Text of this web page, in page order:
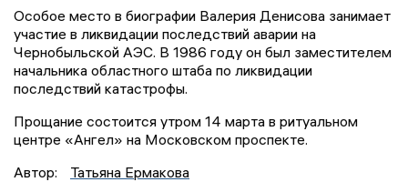
Особое место в биографии Валерия Денисова занимает
участие в ликвидации последствий аварии на
Чернобыльской АЭС. В 1986 году он был заместителем
начальника областного штаба по ликвидации
последствий катастрофы.
Прощание состоится утром 14 марта в ритуальном
центре «Ангел» на Московском проспекте.
Автор:
Татьяна Ермакова